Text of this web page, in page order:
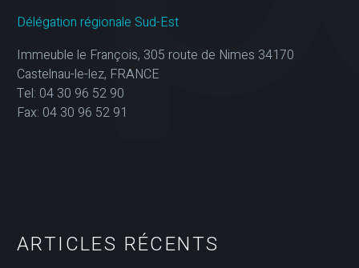
Délégation régionale Sud-Est
Immeuble le François, 305 route de Nimes 34170
Castelnau-le-lez, FRANCE
Tel: 04 30 96 52 90
Fax: 04 30 96 52 91
ARTICLES RÉCENTS